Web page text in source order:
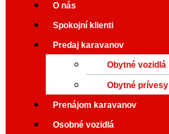
O nás
Spokojní klienti
Predaj karavanov
Obytné vozidlá
Obytné prívesy
Prenájom karavanov
Osobné vozidlá